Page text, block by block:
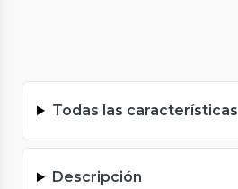
Todas las características
Descripción